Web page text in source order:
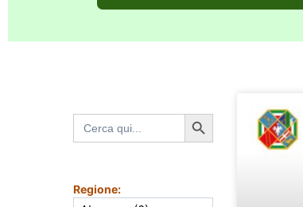
Search
for:
Search Button
Regione: